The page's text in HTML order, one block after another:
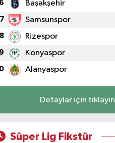
6 Başakşehir
7 Samsunspor
8 Rizespor
9 Konyaspor
Alanyaspor
Detaylar için tıklayın
Süper Lig Fikstür